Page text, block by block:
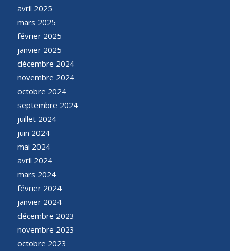
avril 2025
mars 2025
février 2025
janvier 2025
décembre 2024
novembre 2024
octobre 2024
septembre 2024
juillet 2024
juin 2024
mai 2024
avril 2024
mars 2024
février 2024
janvier 2024
décembre 2023
novembre 2023
octobre 2023